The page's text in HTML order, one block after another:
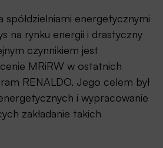
spółdzielniami energetycznymi
na rynku energii i drastyczny
czynnikiem jest
MRiRW w ostatnich
RENALDO. Jego celem był
i wypracowanie
zakładanie takich